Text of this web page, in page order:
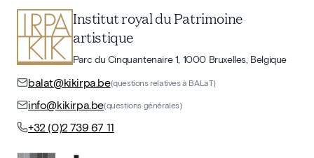
Institut royal du Patrimoine
artistique
Parc du Cinquantenaire 1, 1000 Bruxelles, Belgique
balat@kikirpa.be(questions relatives à BALaT)
info@kikirpa.be(questions générales)
+32 (0)2 739 67 11